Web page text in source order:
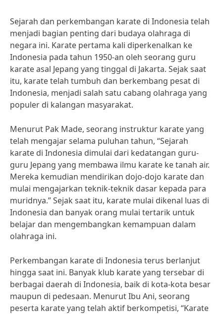
Sejarah dan perkembangan karate di Indonesia telah
menjadi bagian penting dari budaya olahraga di
negara ini. Karate pertama kali diperkenalkan ke
Indonesia pada tahun 1950-an oleh seorang guru
karate asal Jepang yang tinggal di Jakarta. Sejak saat
itu, karate telah tumbuh dan berkembang pesat di
Indonesia, menjadi salah satu cabang olahraga yang
populer di kalangan masyarakat.
Menurut Pak Made, seorang instruktur karate yang
telah mengajar selama puluhan tahun, “Sejarah
karate di Indonesia dimulai dari kedatangan guru-
guru Jepang yang membawa ilmu karate ke tanah air.
Mereka kemudian mendirikan dojo-dojo karate dan
mulai mengajarkan teknik-teknik dasar kepada para
muridnya.” Sejak saat itu, karate mulai dikenal luas di
Indonesia dan banyak orang mulai tertarik untuk
belajar dan mengembangkan kemampuan dalam
olahraga ini.
Perkembangan karate di Indonesia terus berlanjut
hingga saat ini. Banyak klub karate yang tersebar di
berbagai daerah di Indonesia, baik di kota-kota besar
maupun di pedesaan. Menurut Ibu Ani, seorang
peserta karate yang telah aktif berkompetisi, “Karate